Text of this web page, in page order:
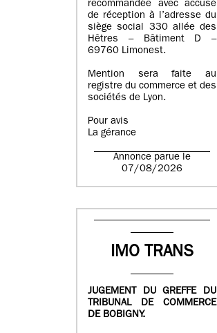
recommandée avec accusé
de réception à l’adresse du
siège social 330 allée des
Hêtres – Bâtiment D –
69760 Limonest.
Mention sera faite au
registre du commerce et des
sociétés de Lyon.
Pour avis
La gérance
Annonce parue le
07/08/2026
IMO TRANS
JUGEMENT DU GREFFE DU
TRIBUNAL DE COMMERCE
DE BOBIGNY.